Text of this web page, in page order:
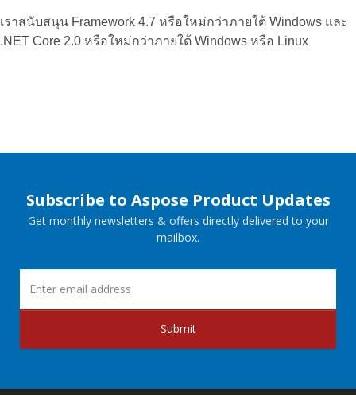
เราสนับสนุน Framework 4.7 หรือใหม่กว่าภายใต้ Windows และ
.NET Core 2.0 หรือใหม่กว่าภายใต้ Windows หรือ Linux
Subscribe to Aspose Product Updates
Get monthly newsletters & offers directly delivered to your
mailbox.
Submit